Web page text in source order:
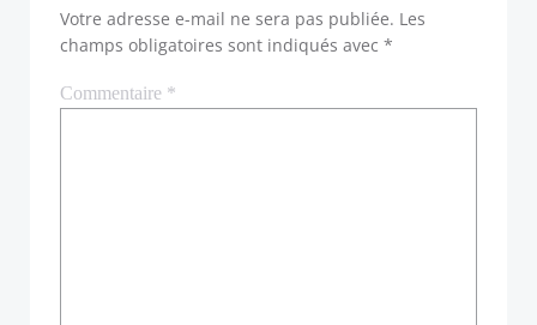
Votre adresse e-mail ne sera pas publiée. Les
champs obligatoires sont indiqués avec *
Commentaire *